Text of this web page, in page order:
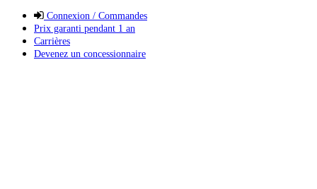
Connexion / Commandes
Prix garanti pendant 1 an
Carrières
Devenez un concessionnaire